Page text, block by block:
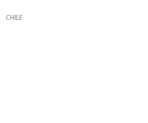
CHILE